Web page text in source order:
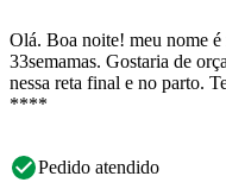
Olá. Boa noite! meu nome é
33semamas. Gostaria de
nessa reta final e no parto.
****
Pedido atendido